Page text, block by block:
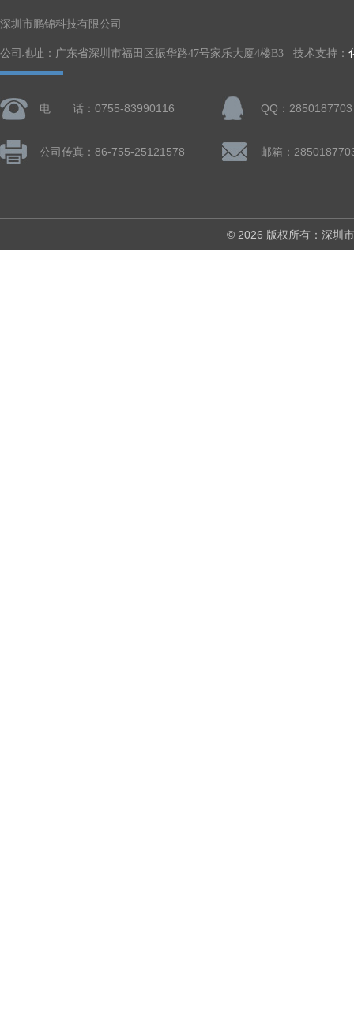
深圳市鹏锦科技有限公司
公司地址：广东省深圳市福田区振华路47号家乐大厦4楼B3 技术支持：
电 话：0755-83990116 QQ：2850187703
公司传真：86-755-25121578 邮箱：
© 2026 版权所有：深圳